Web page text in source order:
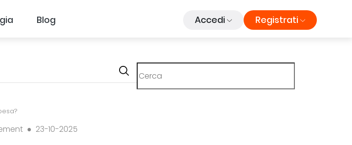
Blog Accedi Registrati
● 23-10-2025